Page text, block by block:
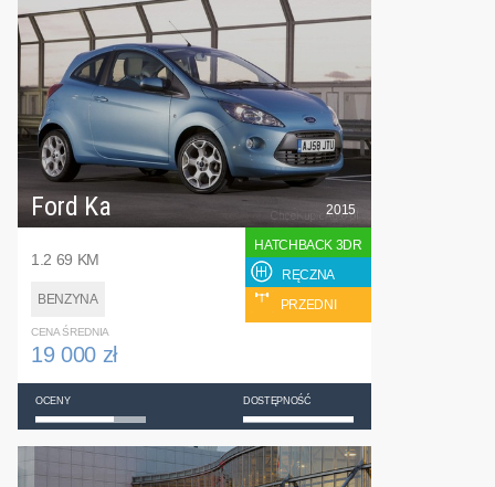
Ford Ka
1.2 69 KM
BENZYNA
2015
HATCHBACK 3DR
RĘCZNA
PRZEDNI
CENA ŚREDNIA
19 000 zł
OCENY DOSTĘPNOŚĆ